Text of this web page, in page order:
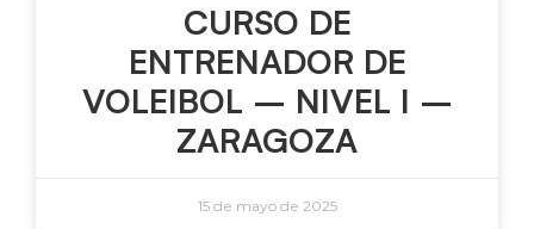
CURSO DE
ENTRENADOR DE
VOLEIBOL – NIVEL I –
ZARAGOZA
15 de mayo de 2025